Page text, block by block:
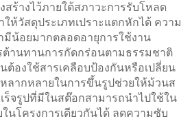
ร้างไว้ภายใต้สภาวะการรับโหลด
ห้วัสดุประเภทเปราะแตกหักได้ ความ
มีน้อยมากตลอดอายุการใช้งาน
านทานการกัดกร่อนตามธรรมชาติ
ต้องใช้สารเคลือบป้องกันหรือเปลี่ยน
ลากหลายในการขึ้นรูปช่วยให้ม้วนส
ร็จรูปที่มีในสต๊อกสามารถนำไปใช้ใน
นโครงการเดียวกันได้ ลดความซับ